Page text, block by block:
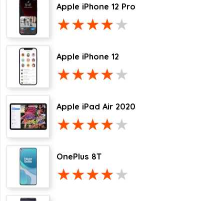
Apple iPhone 12 Pro
Apple iPhone 12
Apple iPad Air 2020
OnePlus 8T